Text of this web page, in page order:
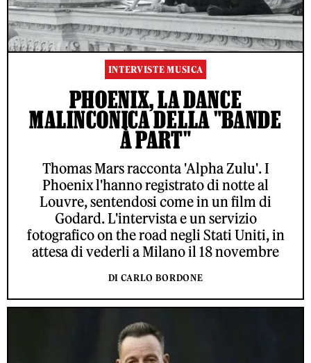
INTERVISTE MUSICA
PHOENIX, LA DANCE
MALINCONICA DELLA "BANDE
À PART"
Thomas Mars racconta 'Alpha Zulu'. I
Phoenix l'hanno registrato di notte al
Louvre, sentendosi come in un film di
Godard. L'intervista e un servizio
fotografico on the road negli Stati Uniti, in
attesa di vederli a Milano il 18 novembre
DI CARLO BORDONE